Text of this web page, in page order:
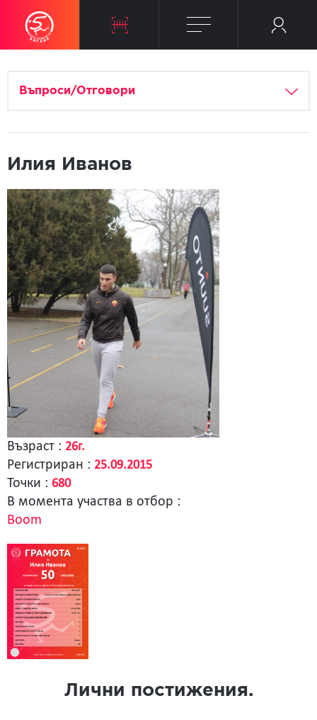
Въпроси/Отговори
Илия Иванов
Възраст : 26г.
Регистриран : 25.09.2015
Точки : 680
В момента участва в отбор :
Boom
Лични постижения.